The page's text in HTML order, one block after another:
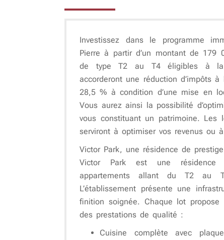
Investissez dans le programme
Pierre à partir d’un montant de 179
de type T2 au T4 éligibles à la
accorderont une réduction d’impôts
28,5 % à condition d’une mise en
Vous aurez ainsi la possibilité
vous constituant un patrimoine. Les
serviront à optimiser vos revenus ou
Victor Park, une résidence de
Victor Park est une résidence
appartements allant du T2 au
L’établissement présente une
finition soignée. Chaque lot
des prestations de qualité :
Cuisine complète avec